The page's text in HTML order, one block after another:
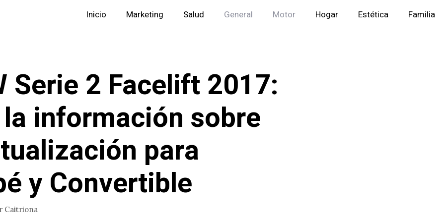
Inicio Marketing Salud General Motor Hogar Estética Familia
Serie 2 Facelift 2017:
información sobre
para
y Convertible
Caitriona